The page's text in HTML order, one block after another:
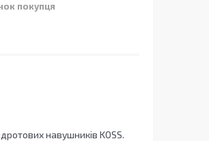
покупця
навушників KOSS.